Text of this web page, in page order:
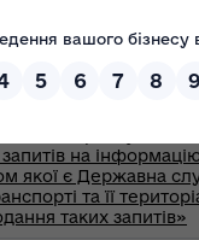
Міністрів
змін до
або друк
від 15 серпня
Порядку
на
якої є Державна
та її
таких запитів»